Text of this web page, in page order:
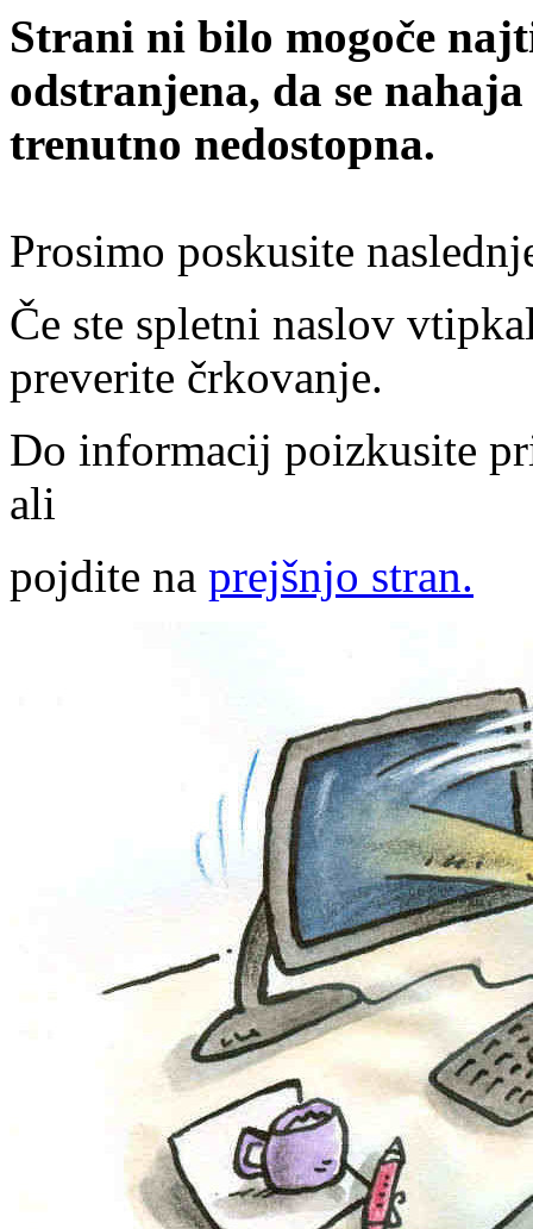
Strani ni bilo mogoče
odstranjena, da se
trenutno nedostopna.
Prosimo poskusite
Če ste spletni naslov
preverite črkovanje.
Do informacij poizkusite
ali
pojdite na prejšnjo stran.